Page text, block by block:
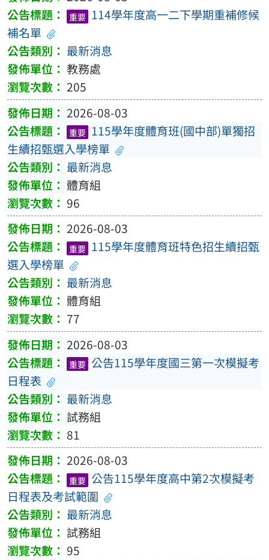
重要 114學年度高一二下學期重補修候
補名單
最新消息
教務處
205
2026-08-03
重要 115學年度體育班(國中部)單獨招
生續招甄選入學榜單
最新消息
體育組
96
2026-08-03
重要 115學年度體育班特色招生續招甄
選入學榜單
最新消息
體育組
77
2026-08-03
重要 公告115學年度國三第一次模擬考
日程表
最新消息
試務組
81
2026-08-03
重要 公告115學年度高中第2次模擬考
日程表及考試範圍
最新消息
試務組
95